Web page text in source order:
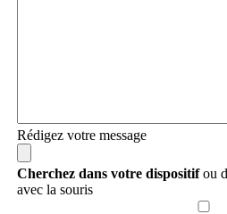
Rédigez votre message
Cherchez dans votre dispositifou
avec la souris